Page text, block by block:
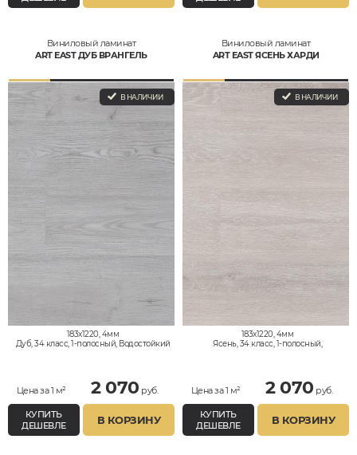
Виниловый ламинат
ART EAST ДУБ ВРАНГЕЛЬ
В НАЛИЧИИ
183x1220, 4мм
Дуб, 34 класс, 1-полосный, Водостойкий
Цена за 1 м² 2 070 руб.
КУПИТЬ
ДЕШЕВЛЕ
В КОРЗИНУ
Виниловый ламинат
ART EAST ЯСЕНЬ ХАРДИ
В НАЛИЧИИ
183x1220, 4мм
Ясень, 34 класс, 1-полосный,
Цена за 1 м² 2 070 руб.
КУПИТЬ
ДЕШЕВЛЕ
В КОРЗИНУ